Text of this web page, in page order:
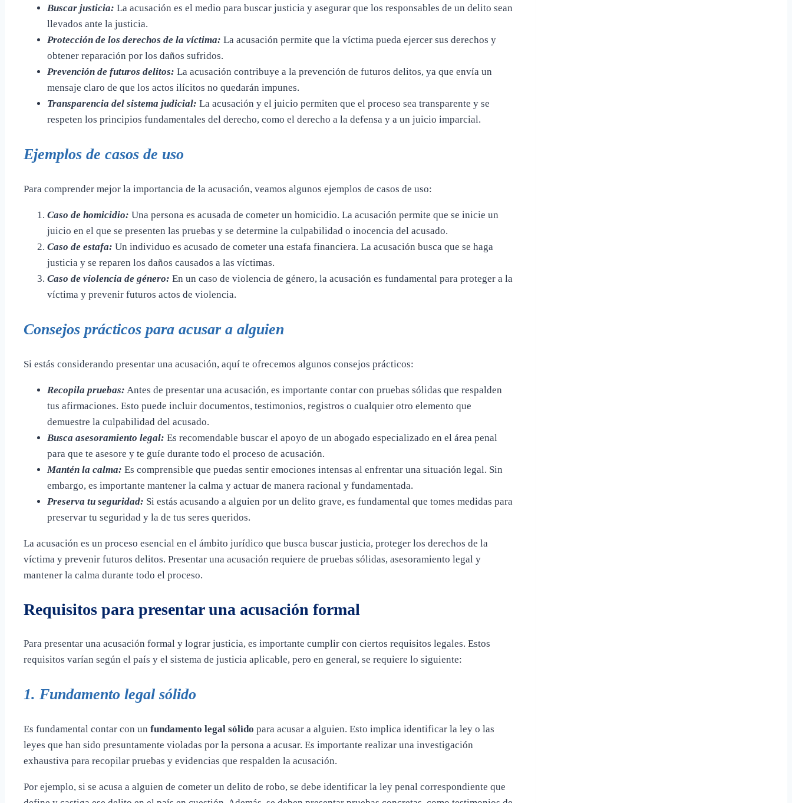
Buscar justicia: La acusación es el medio para buscar justicia y asegurar que los responsables de un delito sean
llevados ante la justicia.
Protección de los derechos de la víctima: La acusación permite que la víctima pueda ejercer sus derechos y
obtener reparación por los daños sufridos.
Prevención de futuros delitos: La acusación contribuye a la prevención de futuros delitos, ya que envía un
mensaje claro de que los actos ilícitos no quedarán impunes.
Transparencia del sistema judicial: La acusación y el juicio permiten que el proceso sea transparente y se
respeten los principios fundamentales del derecho, como el derecho a la defensa y a un juicio imparcial.
Ejemplos de casos de uso
Para comprender mejor la importancia de la acusación, veamos algunos ejemplos de casos de uso:
Caso de homicidio: Una persona es acusada de cometer un homicidio. La acusación permite que se inicie un
juicio en el que se presenten las pruebas y se determine la culpabilidad o inocencia del acusado.
Caso de estafa: Un individuo es acusado de cometer una estafa financiera. La acusación busca que se haga
justicia y se reparen los daños causados a las víctimas.
Caso de violencia de género: En un caso de violencia de género, la acusación es fundamental para proteger a la
víctima y prevenir futuros actos de violencia.
Consejos prácticos para acusar a alguien
Si estás considerando presentar una acusación, aquí te ofrecemos algunos consejos prácticos:
Recopila pruebas: Antes de presentar una acusación, es importante contar con pruebas sólidas que respalden
tus afirmaciones. Esto puede incluir documentos, testimonios, registros o cualquier otro elemento que
demuestre la culpabilidad del acusado.
Busca asesoramiento legal: Es recomendable buscar el apoyo de un abogado especializado en el área penal
para que te asesore y te guíe durante todo el proceso de acusación.
Mantén la calma: Es comprensible que puedas sentir emociones intensas al enfrentar una situación legal. Sin
embargo, es importante mantener la calma y actuar de manera racional y fundamentada.
Preserva tu seguridad: Si estás acusando a alguien por un delito grave, es fundamental que tomes medidas para
preservar tu seguridad y la de tus seres queridos.
La acusación es un proceso esencial en el ámbito jurídico que busca buscar justicia, proteger los derechos de la
víctima y prevenir futuros delitos. Presentar una acusación requiere de pruebas sólidas, asesoramiento legal y
mantener la calma durante todo el proceso.
Requisitos para presentar una acusación formal
Para presentar una acusación formal y lograr justicia, es importante cumplir con ciertos requisitos legales. Estos
requisitos varían según el país y el sistema de justicia aplicable, pero en general, se requiere lo siguiente:
1. Fundamento legal sólido
Es fundamental contar con un fundamento legal sólido para acusar a alguien. Esto implica identificar la ley o las
leyes que han sido presuntamente violadas por la persona a acusar. Es importante realizar una investigación
exhaustiva para recopilar pruebas y evidencias que respalden la acusación.
Por ejemplo, si se acusa a alguien de cometer un delito de robo, se debe identificar la ley penal correspondiente que